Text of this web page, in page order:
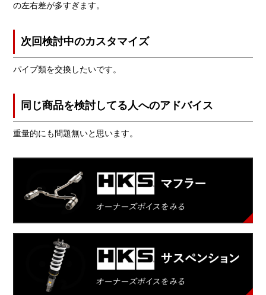
の左右差が多すぎます。
次回検討中のカスタマイズ
パイプ類を交換したいです。
同じ商品を検討してる人へのアドバイス
重量的にも問題無いと思います。